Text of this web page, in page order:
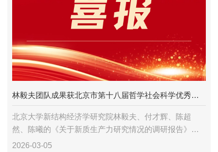
林毅夫团队成果获北京市第十八届哲学社会科学优秀成果奖一等奖
北京大学新结构经济学研究院林毅夫、付才辉、陈超
然、陈曦的《关于新质生产力研究情况的调研报告》以
决策咨询与社会服务成果类获一等奖。
2026-03-05